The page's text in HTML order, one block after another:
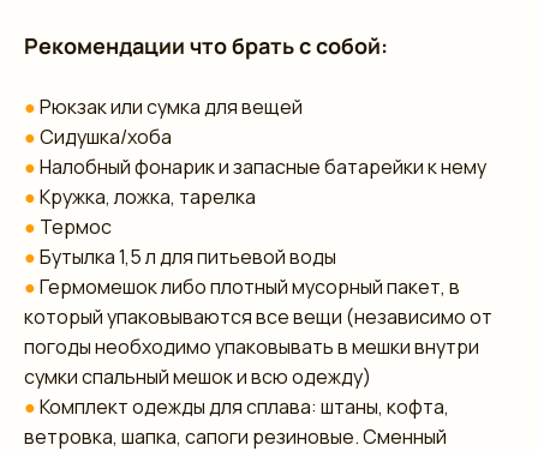
Рекомендации что брать с собой:
●Рюкзак или сумка для вещей
●Сидушка/хоба
●Налобный фонарик и запасные батарейки к нему
●Кружка, ложка, тарелка
● Термос
●Бутылка 1,5 л для питьевой воды
●Гермомешок либо плотный мусорный пакет, в
который упаковываются все вещи (независимо от
погоды необходимо упаковывать в мешки внутри
сумки спальный мешок и всю одежду)
●Комплект одежды для сплава: штаны, кофта,
ветровка, шапка, сапоги резиновые. Сменный